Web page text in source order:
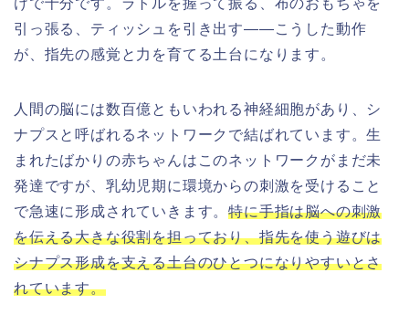
けで十分です。ラトルを握って振る、布のおもちゃを
引っ張る、ティッシュを引き出す——こうした動作
が、指先の感覚と力を育てる土台になります。
人間の脳には数百億ともいわれる神経細胞があり、シ
ナプスと呼ばれるネットワークで結ばれています。生
まれたばかりの赤ちゃんはこのネットワークがまだ未
発達ですが、乳幼児期に環境からの刺激を受けること
で急速に形成されていきます。特に手指は脳への刺激
を伝える大きな役割を担っており、指先を使う遊びは
シナプス形成を支える土台のひとつになりやすいとさ
れています。